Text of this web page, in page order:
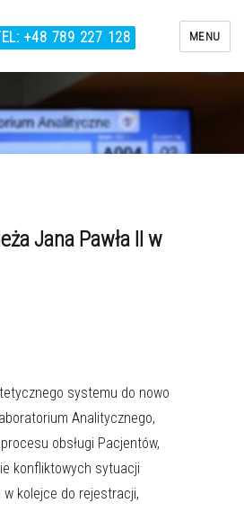
+48 789 227 128 MENU
Jana Pawła II w
systemu do nowo
Analitycznego,
obsługi Pacjentów,
konfliktowych sytuacji
kolejce do rejestracji,